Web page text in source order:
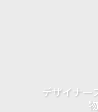
デザイナー